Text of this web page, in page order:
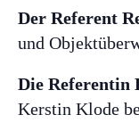
Der Referent
und
Die Referentin
Kerstin Klode